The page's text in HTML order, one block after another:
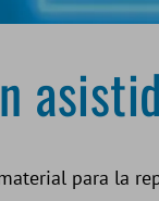
para la